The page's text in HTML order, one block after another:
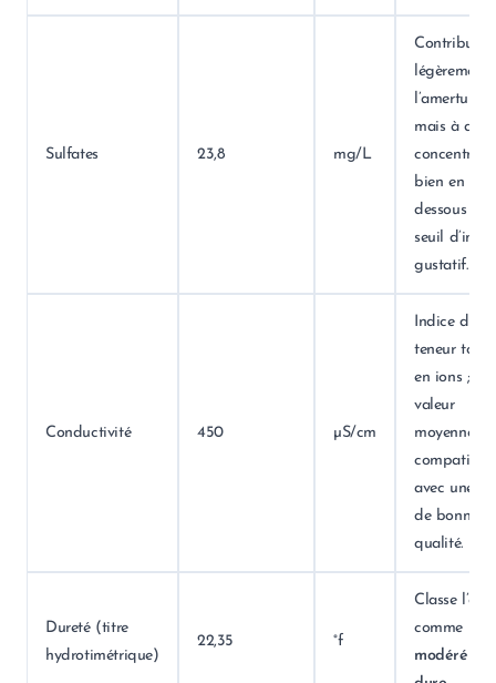
Sulfates 23,8 mg/L
Contribuent
légèrement
l’amertume,
mais à des
bien en
dessous du
seuil
gustatif.
Conductivité 450 µS/cm
Indice de la
teneur
en ions ;
valeur
moyenne
compatible
avec une
de bonne
qualité.
Dureté (titre
hydrotimétrique)
22,35 °f
Classe l’eau
comme